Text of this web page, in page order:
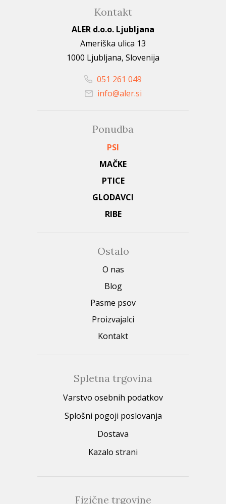
Kontakt
ALER d.o.o. Ljubljana
Ameriška ulica 13
1000 Ljubljana, Slovenija
051 261 049
info@aler.si
Ponudba
PSI
MAČKE
PTICE
GLODAVCI
RIBE
Ostalo
O nas
Blog
Pasme psov
Proizvajalci
Kontakt
Spletna trgovina
Varstvo osebnih podatkov
Splošni pogoji poslovanja
Dostava
Kazalo strani
Fizične trgovine